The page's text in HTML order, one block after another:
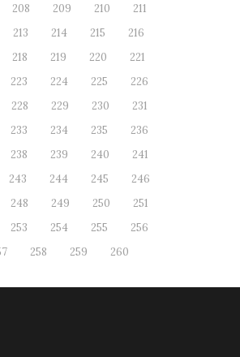
208 209 210
211
213 214 215
216
218 219 220
221
223 224 225
226
228 229 230
231
233 234 235
236
238 239 240
241
243 244 245
246
248 249 250
251
253 254 255
256
258 259 260